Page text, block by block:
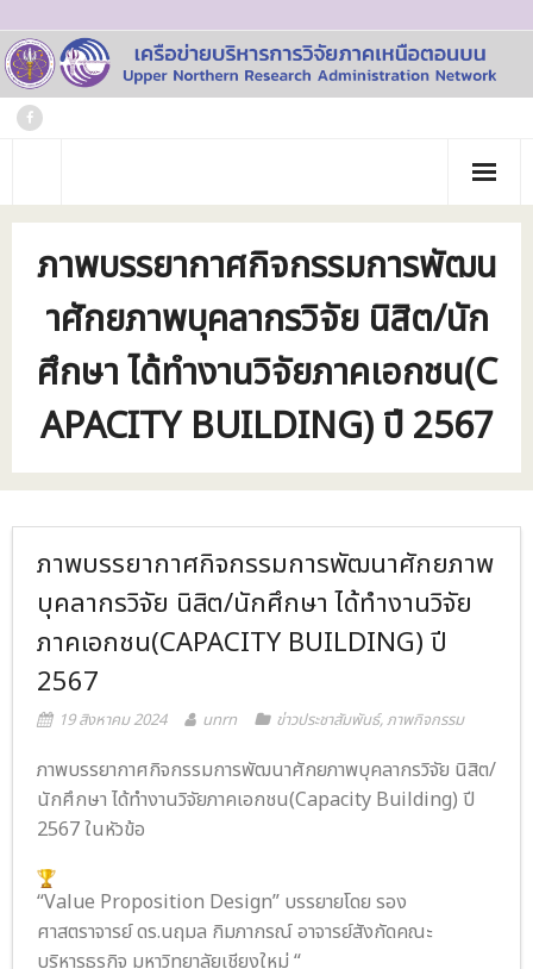
Skip
to
content
หน้าแรก
เกี่ยวกับเรา
- ประวัติเครือข่าย
- ภารกิจเครือข่าย
- CE
- Privacy Policy
ข่าวประชาสัมพันธ์
ติดต่อเรา
ภาพบรรยากาศกิจกรรมการพัฒน
าศักยภาพบุคลากรวิจัย นิสิต/นัก
ศึกษา ได้ทำงานวิจัยภาคเอกชน(C
APACITY BUILDING) ปี 2567
ภาพบรรยากาศกิจกรรมการพัฒนาศักยภาพ
บุคลากรวิจัย นิสิต/นักศึกษา ได้ทำงานวิจัย
ภาคเอกชน(CAPACITY BUILDING) ปี
2567
19 สิงหาคม 2024 unrn ข่าวประชาสัมพันธ์,ภาพกิจกรรม
ภาพบรรยากาศกิจกรรมการพัฒนาศักยภาพบุคลากรวิจัย นิสิต/
นักศึกษา ได้ทำงานวิจัยภาคเอกชน(Capacity Building) ปี
2567 ในหัวข้อ
“Value Proposition Design” บรรยายโดย รอง
ศาสตราจารย์ ดร.นฤมล กิมภากรณ์ อาจารย์สังกัดคณะ
บริหารธุรกิจ มหาวิทยาลัยเชียงใหม่ “